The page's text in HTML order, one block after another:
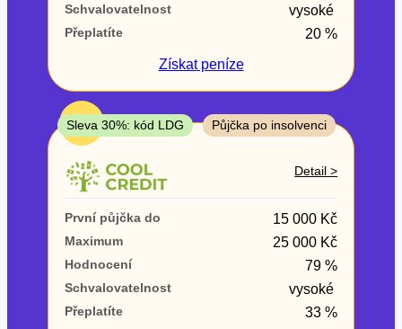
ano
V hotovosti
ano
ne
Schvalovatelnost vysoké
Přeplatíte
20 %
Získatpeníze
TOP
Sleva 30%: kód LDG Půjčka po insolvenci
Detail >
První půjčka do 15 000 Kč
Maximum 25 000 Kč
Hodnocení 79 %
Schvalovatelnost vysoké
Přeplatíte
33 %